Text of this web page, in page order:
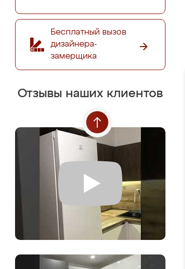
Бесплатный вызов
дизайнера-
замерщика
Отзывы наших клиентов